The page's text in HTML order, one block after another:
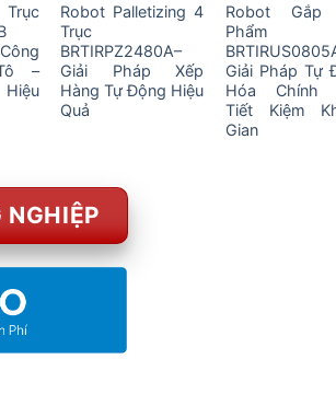
–
Robot Palletizing 4
Trục
BRTIRPZ2480A–
Giải Pháp Xếp
Hàng Tự Động Hiệu
Quả
Robot Gắp
Phẩm
Giải Pháp Tự
Hóa Chính
Tiết Kiệm
Gian
NGHIỆP